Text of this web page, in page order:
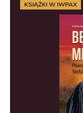
KSIĄŻKI W IWPAX